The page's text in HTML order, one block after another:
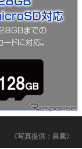
《写真提供：昌騰》